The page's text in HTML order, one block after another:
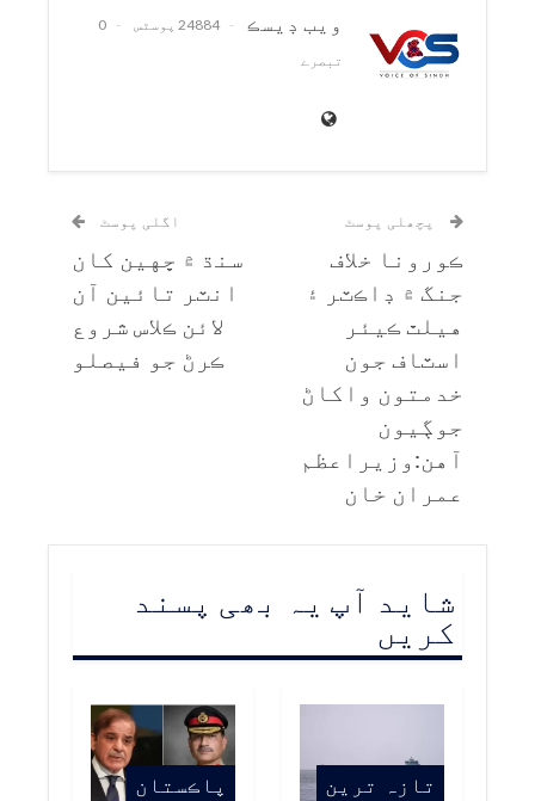
ويب ڊيسڪ 24884 پوسٹس
0
تبصرے
پچھلی پوسٹ
ڪورونا خلاف
جنگ ۾ ڊاڪٽر ۽
هيلٿ ڪيئر
اسٽاف جون
خدمتون واکاڻ
جوڳيون
آهن:وزيراعظم
عمران خان
اگلی پوسٹ
سنڌ ۾ ڇهين کان
انٽر تائين آن
لائن ڪلاس شروع
ڪرڻ جو فيصلو
شاید آپ یہ بھی پسند
کریں
تازہ ترین پاڪستان